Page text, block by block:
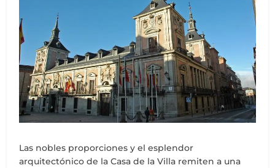
Las nobles proporciones y el esplendor
arquitectónico de la Casa de la Villa remiten a una